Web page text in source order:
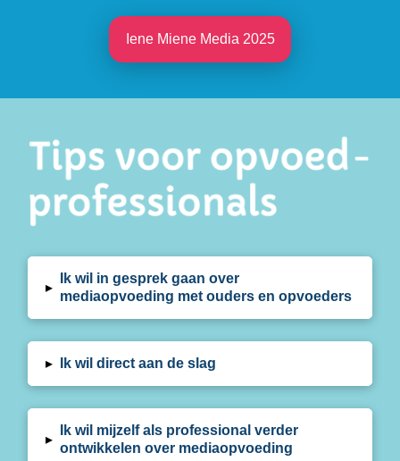
Iene Miene Media 2025
▸
Ik wil in gesprek gaan over
mediaopvoeding met ouders en opvoeders
▸ Ik wil direct aan de slag
▸
Ik wil mijzelf als professional verder
ontwikkelen over mediaopvoeding